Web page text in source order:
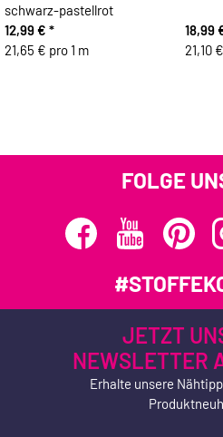
schwarz-pastellrot
12,99 € *
21,65 € pro 1 m
18,99
21,10
FOLGE
JETZT
NEWSLETTER
Erhalte unsere